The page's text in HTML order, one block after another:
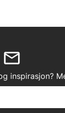
inspirasjon?